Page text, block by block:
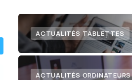
ACTUALITÉS TABLETTES
ACTUALITÉS ORDINATEURS